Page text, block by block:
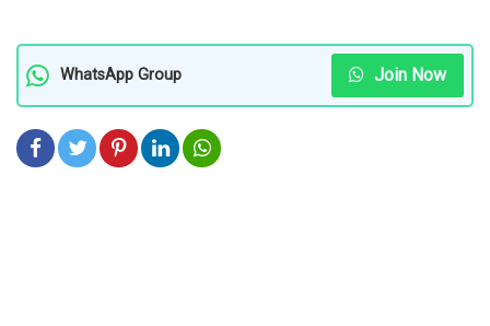
WhatsApp Group Join Now